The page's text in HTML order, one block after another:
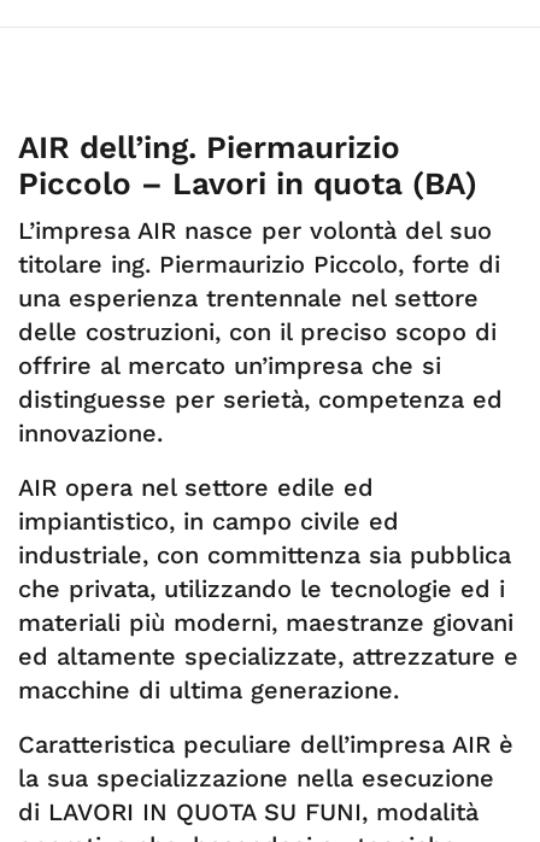
AIR dell’ing. Piermaurizio
Piccolo – Lavori in quota (BA)
L’impresa AIR nasce per volontà del suo
titolare ing. Piermaurizio Piccolo, forte di
una esperienza trentennale nel settore
delle costruzioni, con il preciso scopo di
offrire al mercato un’impresa che si
distinguesse per serietà, competenza ed
innovazione.
AIR opera nel settore edile ed
impiantistico, in campo civile ed
industriale, con committenza sia pubblica
che privata, utilizzando le tecnologie ed i
materiali più moderni, maestranze giovani
ed altamente specializzate, attrezzature e
macchine di ultima generazione.
Caratteristica peculiare dell’impresa AIR è
la sua specializzazione nella esecuzione
di LAVORI IN QUOTA SU FUNI, modalità